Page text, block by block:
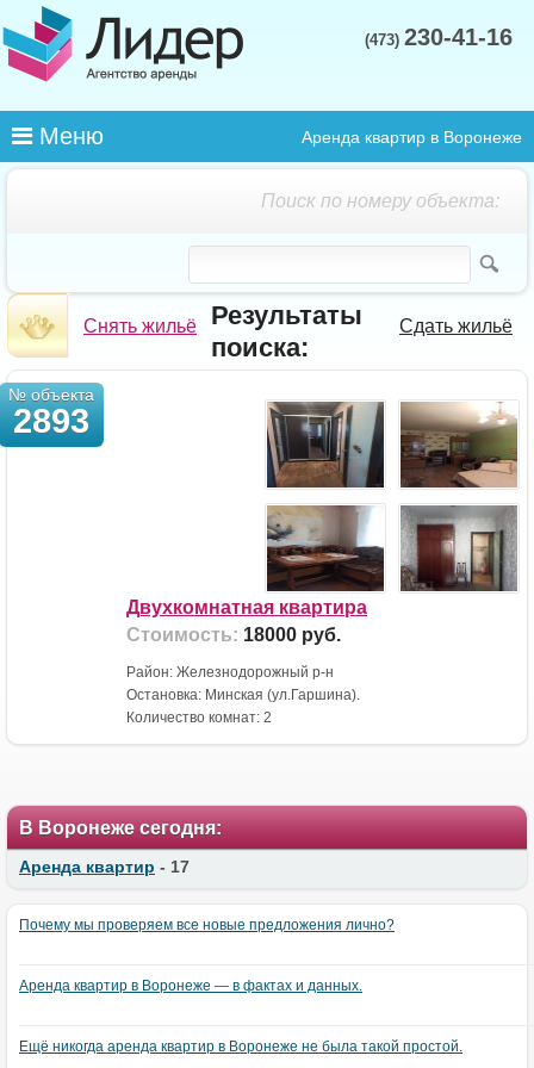
(473) 230-41-16
Меню Аренда квартир в Воронеже
Поиск по номеру объекта:
Снять жильё Сдать жильё
Результаты
поиска:
№ объекта
2893
Двухкомнатная квартира
Стоимость: 18000 руб.
Район: Железнодорожный р-н
Остановка: Минская (ул.Гаршина).
Количество комнат: 2
В Воронеже сегодня:
Аренда квартир - 17
Почему мы проверяем все новые предложения лично?
Аренда квартир в Воронеже — в фактах и данных.
Ещё никогда аренда квартир в Воронеже не была такой простой.